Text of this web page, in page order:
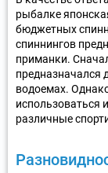
рыбалке
бюджетных
спиннингов
приманки.
предназначался
водоемах.
использоваться
различные